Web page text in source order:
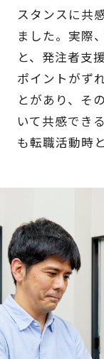
スタンスに共
ました。実際
と、発注者支
ポイントがず
とがあり、そ
いて共感でき
も転職活動時